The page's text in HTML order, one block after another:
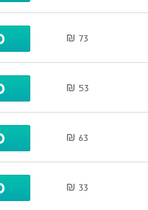
73 ₪
53 ₪
63 ₪
33 ₪